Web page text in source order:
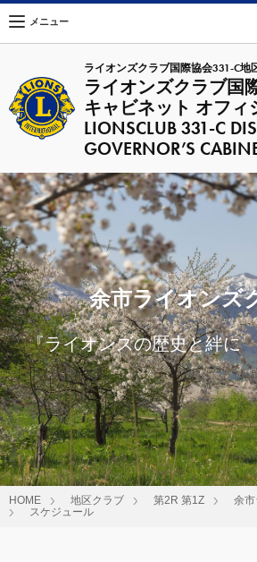
ライオンズクラブ国際協会331-C地
ライオンズクラブ国
キャビネット オフィ
LIONSCLUB 331-C
GOVERNOR’S
メニュー
余市ライオンズ
『ライオンズの歴史と絆
HOME 地区クラブ 第2R 第1Z
余
スケジュール